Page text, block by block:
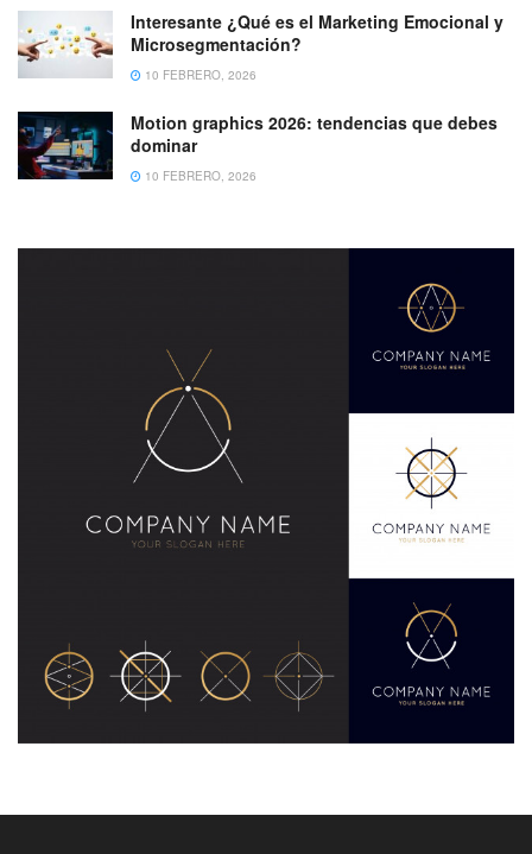
Interesante ¿Qué es el Marketing Emocional y
Microsegmentación?
10 FEBRERO, 2026
Motion graphics 2026: tendencias que debes
dominar
10 FEBRERO, 2026